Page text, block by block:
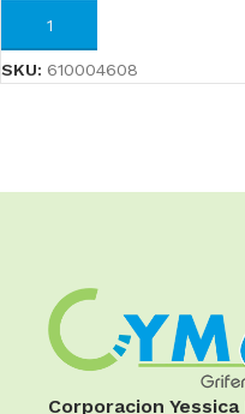
AÑADIR AL CARRITO
SKU: 610004608
Corporacion